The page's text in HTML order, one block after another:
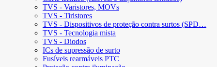
TVS - Varistores, MOVs
TVS - Tiristores
TVS - Dispositivos de proteção contra surtos (SPD…
TVS - Tecnologia mista
TVS - Diodos
ICs de supressão de surto
Fusíveis rearmáveis ​​PTC